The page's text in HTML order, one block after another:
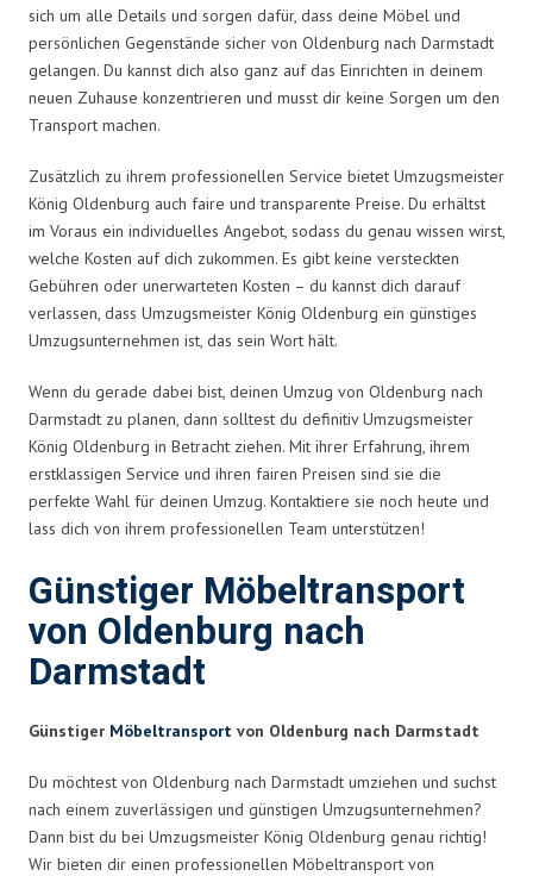
sich um alle Details und sorgen dafür, dass deine Möbel und
persönlichen Gegenstände sicher von Oldenburg nach Darmstadt
gelangen. Du kannst dich also ganz auf das Einrichten in deinem
neuen Zuhause konzentrieren und musst dir keine Sorgen um den
Transport machen.
Zusätzlich zu ihrem professionellen Service bietet Umzugsmeister
König Oldenburg auch faire und transparente Preise. Du erhältst
im Voraus ein individuelles Angebot, sodass du genau wissen wirst,
welche Kosten auf dich zukommen. Es gibt keine versteckten
Gebühren oder unerwarteten Kosten – du kannst dich darauf
verlassen, dass Umzugsmeister König Oldenburg ein günstiges
Umzugsunternehmen ist, das sein Wort hält.
Wenn du gerade dabei bist, deinen Umzug von Oldenburg nach
Darmstadt zu planen, dann solltest du definitiv Umzugsmeister
König Oldenburg in Betracht ziehen. Mit ihrer Erfahrung, ihrem
erstklassigen Service und ihren fairen Preisen sind sie die
perfekte Wahl für deinen Umzug. Kontaktiere sie noch heute und
lass dich von ihrem professionellen Team unterstützen!
Günstiger Möbeltransport
von Oldenburg nach
Darmstadt
Günstiger Möbeltransport von Oldenburg nach Darmstadt
Du möchtest von Oldenburg nach Darmstadt umziehen und suchst
nach einem zuverlässigen und günstigen Umzugsunternehmen?
Dann bist du bei Umzugsmeister König Oldenburg genau richtig!
Wir bieten dir einen professionellen Möbeltransport von